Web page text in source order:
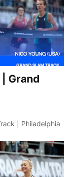
Grand
| Philadelphia